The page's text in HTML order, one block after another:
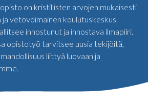
on kristillisten arvojen mukaisesti
vetovoimainen koulutuskeskus.
innostunut ja innostava ilmapiiri.
opistotyö tarvitsee uusia tekijöitä,
liittyä luovaan ja